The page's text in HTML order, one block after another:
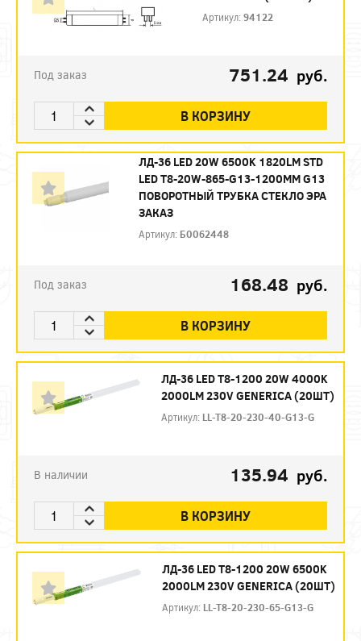
Артикул:94122
Под заказ 751.24 руб.
В КОРЗИНУ
ЛД-36 LED 20W 6500K 1820LM STD
LED T8-20W-865-G13-1200MM G13
ПОВОРОТНЫЙ ТРУБКА СТЕКЛО ЭРА
ЗАКАЗ
Артикул: Б0062448
Под заказ 168.48 руб.
В КОРЗИНУ
ЛД-36 LED T8-1200 20W 4000K
2000LM 230V GENERICA (20ШТ)
Артикул: LL-T8-20-230-40-G13-G
В наличии 135.94 руб.
В КОРЗИНУ
ЛД-36 LED T8-1200 20W 6500K
2000LM 230V GENERICA (20ШТ)
Артикул: LL-T8-20-230-65-G13-G